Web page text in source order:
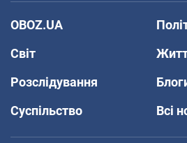
OBOZ.UA
Світ
Розслідування
Суспільство
Всі